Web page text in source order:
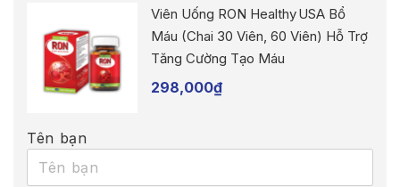
Viên Uống RON Healthy USA Bổ
Máu (Chai 30 Viên, 60 Viên) Hỗ Trợ
Tăng Cường Tạo Máu
298,000₫
Tên bạn